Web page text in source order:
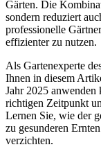
Gärten. Die
sondern reduziert
professionelle
effizienter zu nutzen.
Als Gartenexperte
Ihnen in diesem
Jahr 2025 anwenden
richtigen Zeitpunkt
Lernen Sie, wie der
zu gesunderen
verzichten.